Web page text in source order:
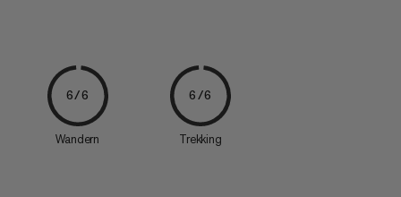
6/6
Wandern
6/6
Trekking